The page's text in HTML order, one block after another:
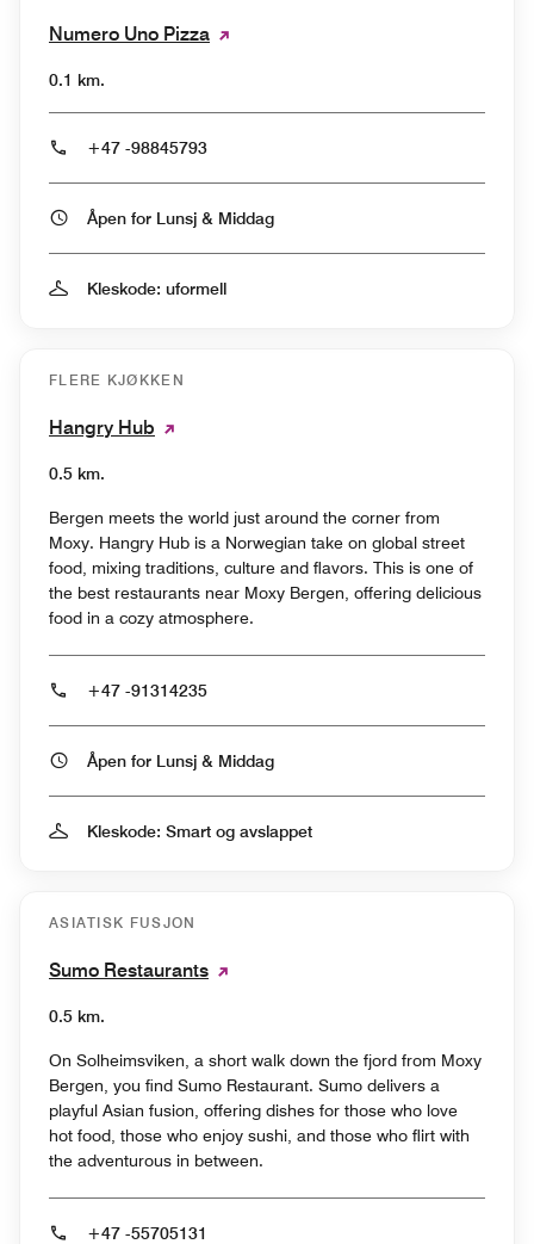
Numero Uno Pizza
0.1 km.
+47 -98845793
Åpen for Lunsj & Middag
Kleskode: uformell
FLERE KJØKKEN
Hangry Hub
0.5 km.
Bergen meets the world just around the corner from
Moxy. Hangry Hub is a Norwegian take on global street
food, mixing traditions, culture and flavors. This is one of
the best restaurants near Moxy Bergen, offering delicious
food in a cozy atmosphere.
+47 -91314235
Åpen for Lunsj & Middag
Kleskode: Smart og avslappet
ASIATISK FUSJON
Sumo Restaurants
0.5 km.
On Solheimsviken, a short walk down the fjord from Moxy
Bergen, you find Sumo Restaurant. Sumo delivers a
playful Asian fusion, offering dishes for those who love
hot food, those who enjoy sushi, and those who flirt with
the adventurous in between.
+47 -55705131